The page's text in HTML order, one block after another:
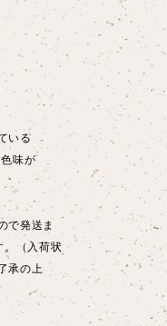
いる
味が
で発送ま
。（入荷状
承の上